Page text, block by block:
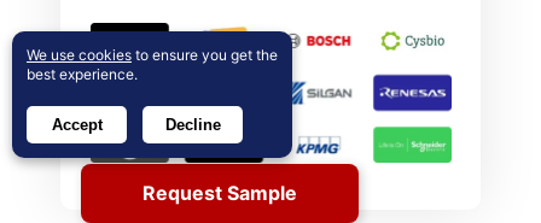
Request Sample
We use cookies to ensure you get the
best experience.
Accept Decline